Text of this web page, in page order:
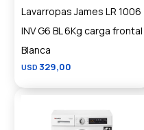
Lavarropas James LR 1006
INV G6 BL 6Kg carga frontal
Blanca
USD 329,00